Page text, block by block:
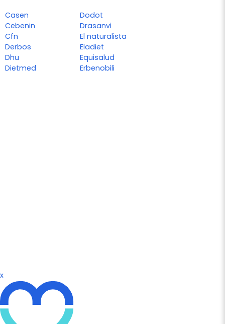
Casen
Cebenin
Cfn
Derbos
Dhu
Dietmed
Dodot
Drasanvi
El naturalista
Eladiet
Equisalud
Erbenobili
x